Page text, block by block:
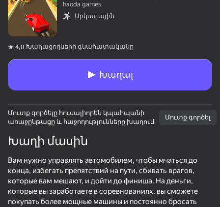
haoda games
Արկադային
4,0 Խաղացողների գնահատականը
Խաղալ
Մուտք գործելը հուսալիորեն կպահպանի
առաջընթացը և հաջողությունները խաղում
Մուտք գործել
Խաղի մասին
Вам нужно управлять автомобилем, чтобы мчаться до
конца, избегать препятствий на пути, сбивать врагов,
которые вам мешают, и дойти до финиша. На деньги,
которые вы заработаете в соревнованиях, вы сможете
покупать более мощные машины и постоянно бросать